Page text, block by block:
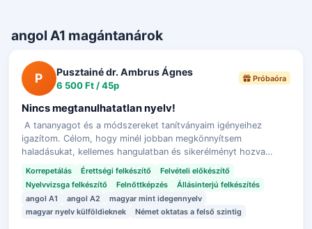
angol A1 magántanárok
P Pusztainé dr. Ambrus Ágnes
6 500 Ft / 45p
Próbaóra
Nincs megtanulhatatlan nyelv!
A tananyagot és a módszereket tanítványaim igényeihez
igazítom. Célom, hogy minél jobban megkönnyítsem
haladásukat, kellemes hangulatban és sikerélményt hozva
teljenek az órák.
Korrepetálás Érettségi felkészítő
Felvételi előkészítő
Nyelvvizsga felkészítő
Felnőttképzés
Állásinterjú felkészítés
angol A1
angol A2
magyar mint idegennyelv
magyar nyelv külföldieknek
Német oktatas a felső szintig